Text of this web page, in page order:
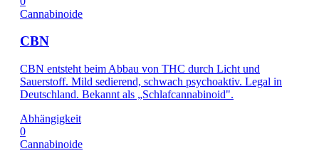
Cannabinoide
CBN
CBN entsteht beim Abbau von THC durch Licht und
Sauerstoff. Mild sedierend, schwach psychoaktiv. Legal in
Deutschland. Bekannt als „Schlafcannabinoid".
Abhängigkeit
0
Cannabinoide